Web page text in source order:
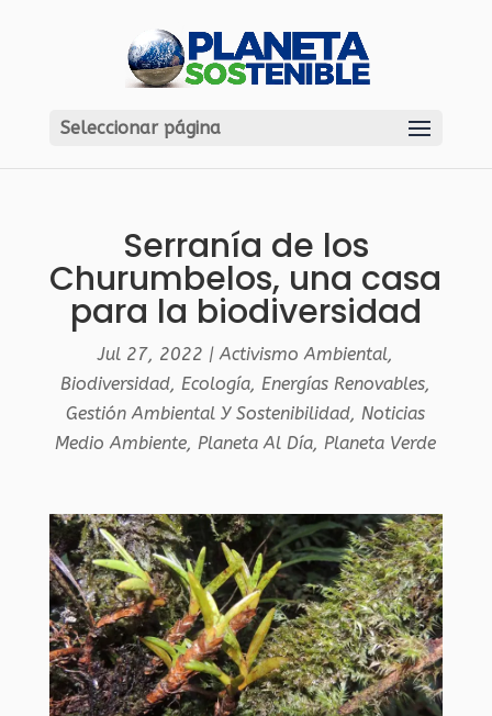
Seleccionar página
Serranía de los
Churumbelos, una casa
para la biodiversidad
Jul 27, 2022 |Activismo Ambiental,
Biodiversidad,Ecología,Energías Renovables,
Gestión Ambiental Y Sostenibilidad,Noticias
Medio Ambiente,Planeta Al Día,Planeta Verde